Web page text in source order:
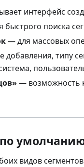
интерфейс
поиска
— для массовых
добавления, типу
— возможность
видов